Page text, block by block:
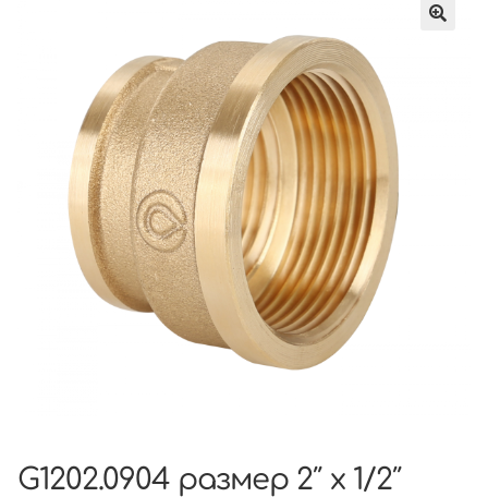
G1202.0904 размер 2″ х 1/2″